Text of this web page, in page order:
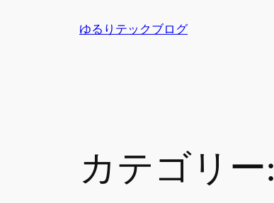
ゆるりテックブログ
カテゴリー: